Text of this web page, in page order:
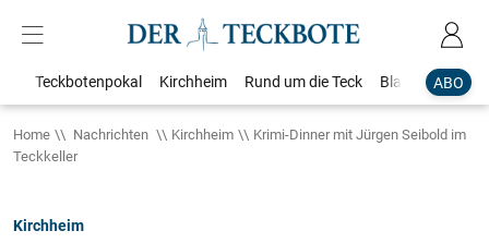
ABO
Teckbotenpokal Kirchheim Rund um die Teck Blaulicht
Home Nachrichten Kirchheim
Krimi-Dinner mit Jürgen Seibold im
Teckkeller
Kirchheim